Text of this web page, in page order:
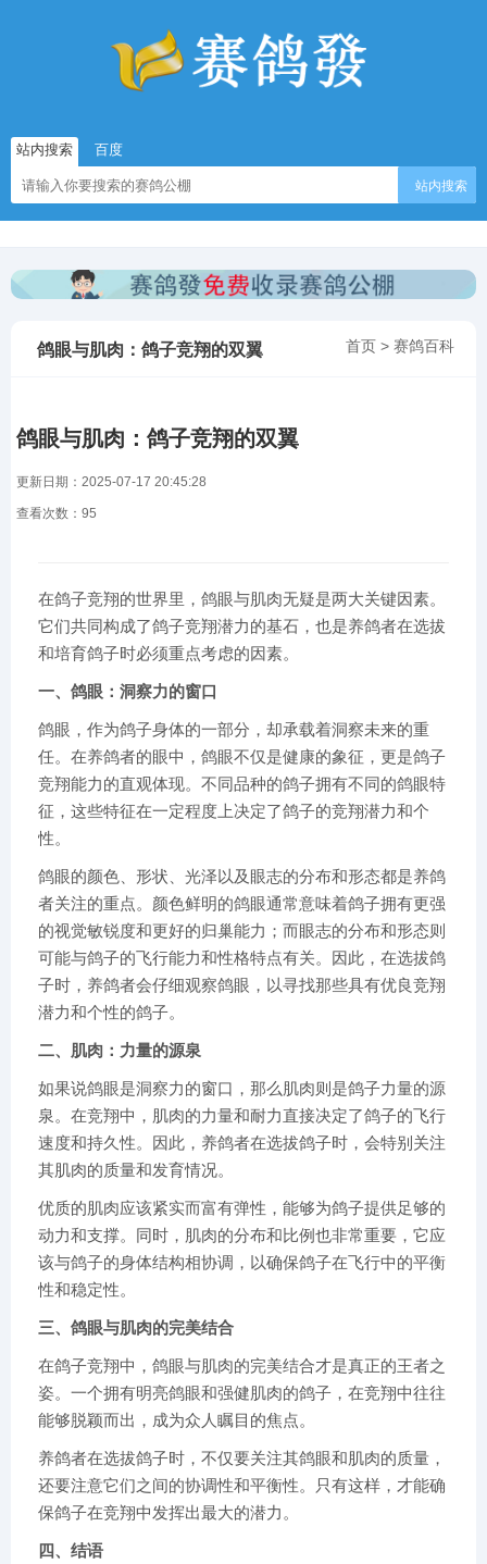
站内搜索 百度
站内搜索
首页 > 赛鸽百科
鸽眼与肌肉：鸽子竞翔的双翼
鸽眼与肌肉：鸽子竞翔的双翼
更新日期：2025-07-17 20:45:28
查看次数： 95
在鸽子竞翔的世界里，鸽眼与肌肉无疑是两大关键因素。
它们共同构成了鸽子竞翔潜力的基石，也是养鸽者在选拔
和培育鸽子时必须重点考虑的因素。
一、鸽眼：洞察力的窗口
鸽眼，作为鸽子身体的一部分，却承载着洞察未来的重
任。在养鸽者的眼中，鸽眼不仅是健康的象征，更是鸽子
竞翔能力的直观体现。不同品种的鸽子拥有不同的鸽眼特
征，这些特征在一定程度上决定了鸽子的竞翔潜力和个
性。
鸽眼的颜色、形状、光泽以及眼志的分布和形态都是养鸽
者关注的重点。颜色鲜明的鸽眼通常意味着鸽子拥有更强
的视觉敏锐度和更好的归巢能力；而眼志的分布和形态则
可能与鸽子的飞行能力和性格特点有关。因此，在选拔鸽
子时，养鸽者会仔细观察鸽眼，以寻找那些具有优良竞翔
潜力和个性的鸽子。
二、肌肉：力量的源泉
如果说鸽眼是洞察力的窗口，那么肌肉则是鸽子力量的源
泉。在竞翔中，肌肉的力量和耐力直接决定了鸽子的飞行
速度和持久性。因此，养鸽者在选拔鸽子时，会特别关注
其肌肉的质量和发育情况。
优质的肌肉应该紧实而富有弹性，能够为鸽子提供足够的
动力和支撑。同时，肌肉的分布和比例也非常重要，它应
该与鸽子的身体结构相协调，以确保鸽子在飞行中的平衡
性和稳定性。
三、鸽眼与肌肉的完美结合
在鸽子竞翔中，鸽眼与肌肉的完美结合才是真正的王者之
姿。一个拥有明亮鸽眼和强健肌肉的鸽子，在竞翔中往往
能够脱颖而出，成为众人瞩目的焦点。
养鸽者在选拔鸽子时，不仅要关注其鸽眼和肌肉的质量，
还要注意它们之间的协调性和平衡性。只有这样，才能确
保鸽子在竞翔中发挥出最大的潜力。
四、结语